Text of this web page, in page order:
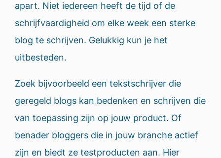
apart. Niet iedereen heeft de tijd of de
schrijfvaardigheid om elke week een sterke
blog te schrijven. Gelukkig kun je het
uitbesteden.
Zoek bijvoorbeeld een tekstschrijver die
geregeld blogs kan bedenken en schrijven die
van toepassing zijn op jouw product. Of
benader bloggers die in jouw branche actief
zijn en biedt ze testproducten aan. Hier